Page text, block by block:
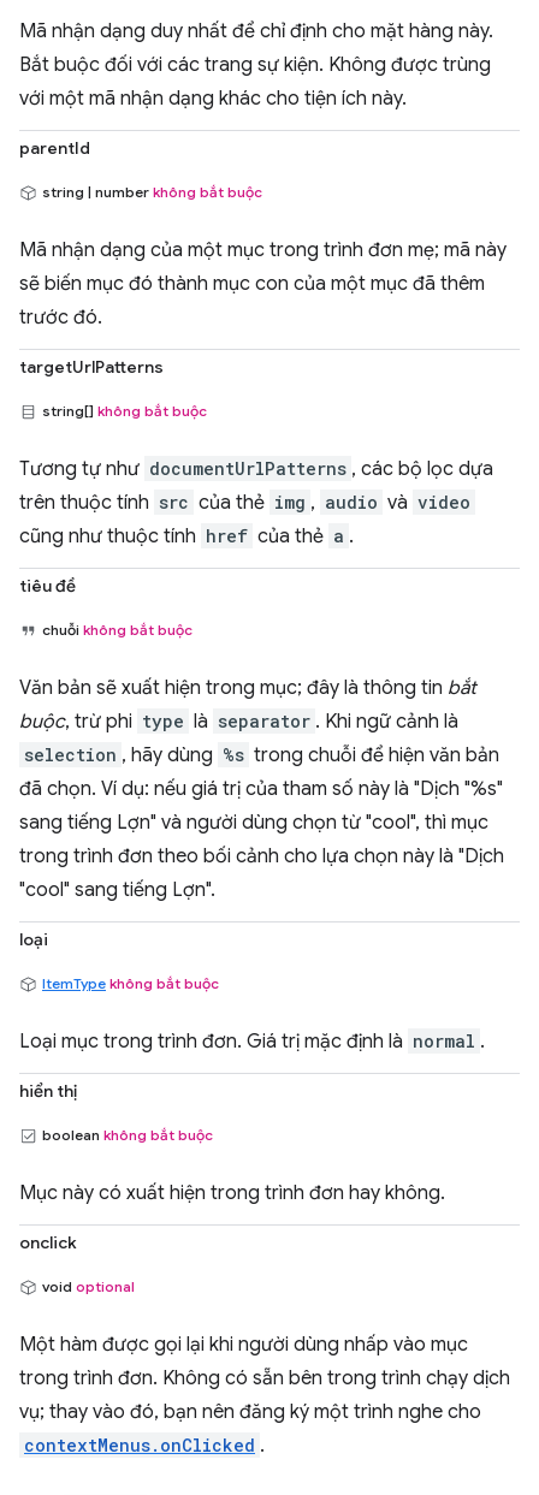
Mã nhận dạng duy nhất để chỉ định cho mặt hàng này.
Bắt buộc đối với các trang sự kiện. Không được trùng
với một mã nhận dạng khác cho tiện ích này.
parentId
string | number không bắt buộc
Mã nhận dạng của một mục trong trình đơn mẹ; mã này
sẽ biến mục đó thành mục con của một mục đã thêm
trước đó.
targetUrlPatterns
string[] không bắt buộc
Tương tự như documentUrlPatterns , các bộ lọc dựa
trên thuộc tính src của thẻ img , audio và video
cũng như thuộc tính href của thẻ a .
tiêu đề
chuỗi không bắt buộc
Văn bản sẽ xuất hiện trong mục; đây là thông tin bắt
buộc, trừ phi type là separator . Khi ngữ cảnh là
selection , hãy dùng %s trong chuỗi để hiện văn bản
đã chọn. Ví dụ: nếu giá trị của tham số này là "Dịch "%s"
sang tiếng Lợn" và người dùng chọn từ "cool", thì mục
trong trình đơn theo bối cảnh cho lựa chọn này là "Dịch
"cool" sang tiếng Lợn".
loại
ItemType không bắt buộc
Loại mục trong trình đơn. Giá trị mặc định là normal .
hiển thị
boolean không bắt buộc
Mục này có xuất hiện trong trình đơn hay không.
onclick
void optional
Một hàm được gọi lại khi người dùng nhấp vào mục
trong trình đơn. Không có sẵn bên trong trình chạy dịch
vụ; thay vào đó, bạn nên đăng ký một trình nghe cho
contextMenus.onClicked .